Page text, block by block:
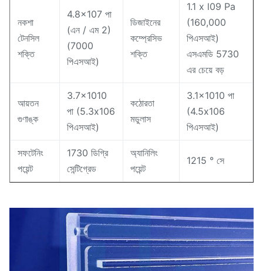
নকশা
টেনসিল
শক্তি
4.8x107 পা
(এন / এম 2)
(7000
পিএসআই)
ডিজাইনের
কম্প্রেসিভ
শক্তি
1.1 x l09 Pa
(160,000
পিএসআই)
এসএমডি 5730
এর চেয়ে বড়
আয়তন
গুণাঙ্ক
3.7x1010
পা (5.3x106
পিএসআই)
কঠোরতা
মডুলাস
3.1x1010 পা
(4.5x106
পিএসআই)
সফটেনিং
পয়েন্ট
1730 ডিগ্রি
সেন্টিগ্রেড
অ্যানিলিং
পয়েন্ট
1215 ° সে